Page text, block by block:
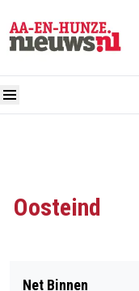
Oosteind
Net Binnen